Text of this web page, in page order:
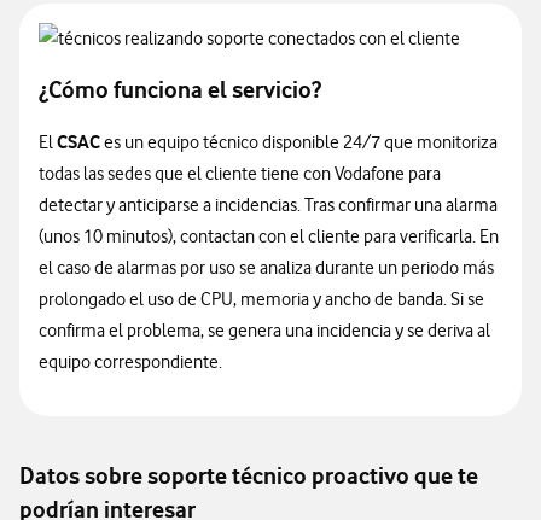
¿Cómo funciona el servicio?
ElCSACes un equipo técnico disponible 24/7 que monitoriza
todas las sedes que el cliente tiene con Vodafone para
detectar y anticiparse a incidencias. Tras confirmar una alarma
(unos 10 minutos), contactan con el cliente para verificarla. En
el caso de alarmas por uso se analiza durante un periodo más
prolongado el uso de CPU, memoria y ancho de banda. Si se
confirma el problema, se genera una incidencia y se deriva al
equipo correspondiente.
Datos sobre soporte técnico proactivo que te
podrían interesar